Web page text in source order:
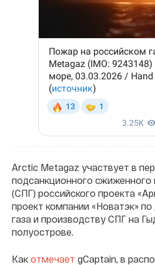
Arctic Metagaz участвует в
подсанкционного сжиженного
(СПГ) российского проекта
проект компании «Новатэк»
газа и производству СПГ на
полуострове.
Как отмечает gCaptain, в